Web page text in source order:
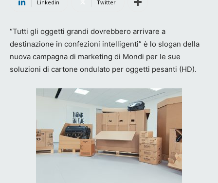
Linkedin Twitter
“Tutti gli oggetti grandi dovrebbero arrivare a
destinazione in confezioni intelligenti” è lo slogan della
nuova campagna di marketing di Mondi per le sue
soluzioni di cartone ondulato per oggetti pesanti (HD).